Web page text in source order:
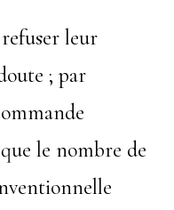
leur
; par
le nombre de